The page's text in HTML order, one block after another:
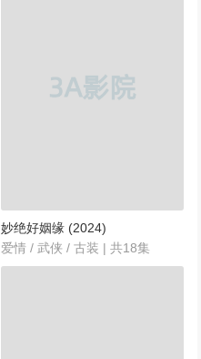
妙绝好姻缘 (2024)
爱情 / 武侠 / 古装 | 共18集